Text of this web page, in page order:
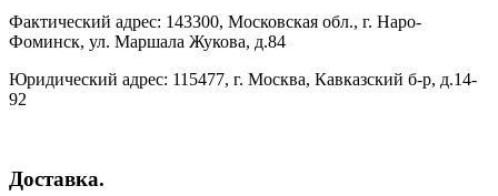
Фактический адрес: 143300, Московская обл., г. Наро-
Фоминск, ул. Маршала Жукова, д.84
Юридический адрес: 115477, г. Москва, Кавказский б-р, д.14-
92
Доставка.